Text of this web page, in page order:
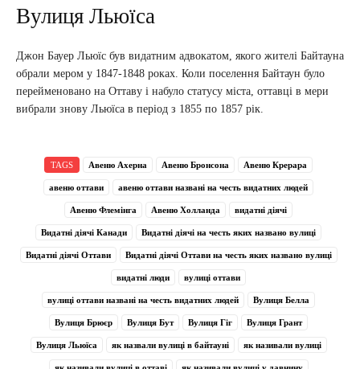
Вулиця Льюїса
Джон Бауер Льюїс був видатним адвокатом, якого жителі Байтауна
обрали мером у 1847-1848 роках. Коли поселення Байтаун було
перейменовано на Оттаву і набуло статусу міста, оттавці в мери
вибрали знову Льюїса в період з 1855 по 1857 рік.
TAGS Авеню Ахерна Авеню Бронсона Авеню Крерара
авеню оттави авеню оттави названі на честь видатних людей
Авеню Флемінга Авеню Холланда видатні діячі
Видатні діячі Канади Видатні діячі на честь яких названо вулиці
Видатні діячі Оттави Видатні діячі Оттави на честь яких названо вулиці
видатні люди вулиці оттави
вулиці оттави названі на честь видатних людей Вулиця Белла
Вулиця Брюєр Вулиця Бут Вулиця Гіг Вулиця Грант
Вулиця Льюїса як назвали вулиці в байтауні як називали вулиці
як називали вулиці в оттаві як називали вулиці у давнину